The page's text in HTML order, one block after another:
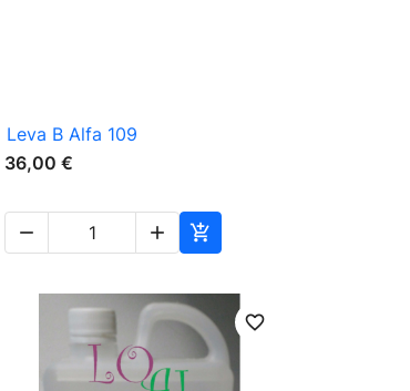
Vista rápida
Leva B Alfa 109
36,00 €
  
favorite_border